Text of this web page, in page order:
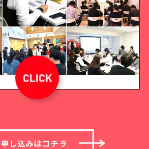
し込みはコチラ